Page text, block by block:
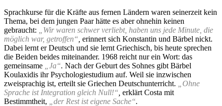
Sprachkurse für die Kräfte aus fernen Ländern waren seinerzeit kein
Thema, bei dem jungen Paar hätte es aber ohnehin keinen
gebraucht:
„Wir waren schwer verliebt, haben uns jede Minute, die
möglich war, getroffen“ erinnert sich Konstantin und Bärbel nickt.
Dabei lernt er Deutsch und sie lernt Griechisch, bis heute sprechen
die Beiden beides miteinander. 1968 reicht nur ein Wort: das
gemeinsame
„Ja“. Nach der Geburt des Sohnes gibt Bärbel
Koulaxidis ihr Psychologiestudium auf. Weil sie inzwischen
zweisprachig ist, erteilt sie Griechen Deutschunterricht.
„Ohne
Sprache ist Integration gleich Null!“ erklärt Costa mit
Bestimmtheit,
„der Rest ist eigene Sache“.